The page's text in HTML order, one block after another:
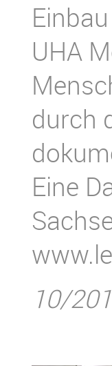
UHA
durch
Eine
10/